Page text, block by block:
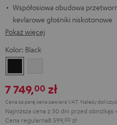
Współosiowa obudowa
kevlarowe głośniki niskotonowe
Pokaż więcej
Kolor: Black
7 749,00 zł
Cena za parę cena zawiera VAT. Należy doliczyć
Najniższa cena z 30 dni przed obniżką6
Cena regularna8 599, 00 zł